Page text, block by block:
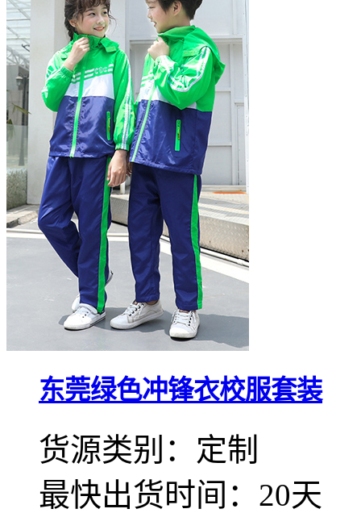
东莞绿色冲锋衣校服套装
货源类别：定制
最快出货时间：20天